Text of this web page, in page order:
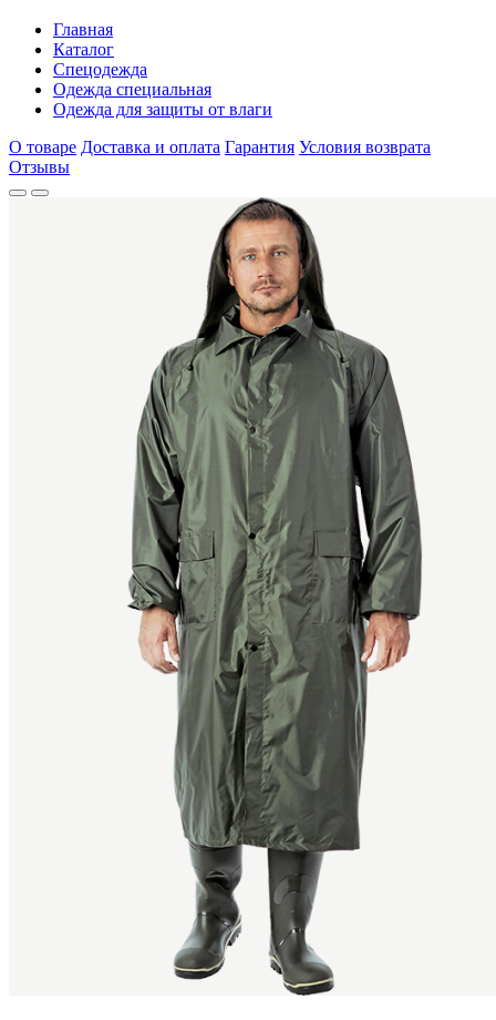
Главная
Каталог
Спецодежда
Одежда специальная
Одежда для защиты от влаги
О товаре Доставка и оплата Гарантия Условия возврата
Отзывы